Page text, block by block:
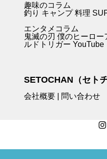
趣味のコラム
釣り キャンプ料理
エンタメコラム
鬼滅の刃 僕のヒーロー
ルドトリガー YouTube
SETOCHAN（セト
会社概要 問い合わせ